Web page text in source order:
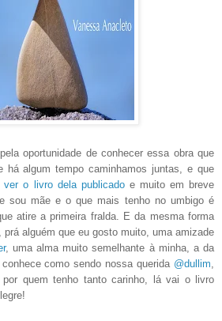
oportunidade de conhecer essa obra que
há algum tempo caminhamos juntas, e que
ver o livro dela publicadoe muito em breve
sou mãe e o que mais tenho no umbigo é
atire a primeira fralda. E da mesma forma
alguém que eu gosto muito, uma amizade
, uma alma muito semelhante à minha, a da
como sendo nossa querida @dullim
quem tenho tanto carinho, lá vai o livro